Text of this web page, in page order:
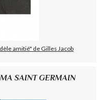
amitié" de Gilles Jacob
SAINT GERMAIN